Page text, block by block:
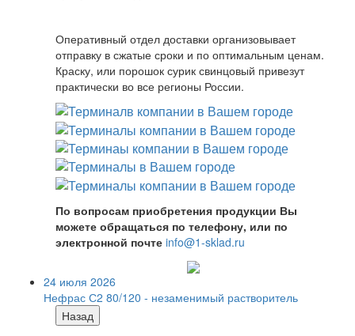
Оперативный отдел доставки организовывает
отправку в сжатые сроки и по оптимальным ценам.
Краску, или порошок сурик свинцовый привезут
практически во все регионы России.
По вопросам приобретения продукции Вы
можете обращаться по телефону, или по
электронной почте info@1-sklad.ru
24 июля 2026
Нефрас С2 80/120 - незаменимый растворитель
Назад